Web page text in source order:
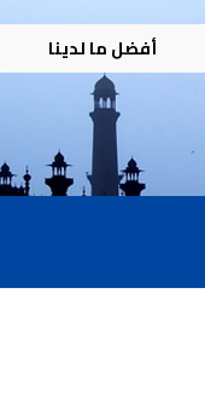
أفضل ما لدينا